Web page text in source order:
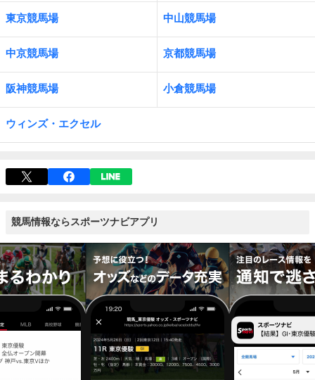
東京競馬場 中山競馬場
中京競馬場 京都競馬場
阪神競馬場 小倉競馬場
ウィンズ・エクセル
競馬情報ならスポーツナビアプリ